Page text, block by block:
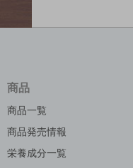
商品
商品一覧
商品発売情報
栄養成分一覧